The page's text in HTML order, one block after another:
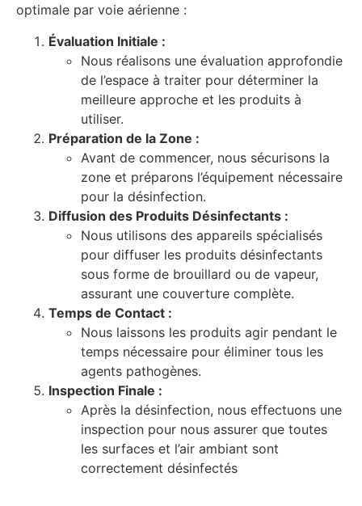
optimale par voie aérienne :
Évaluation Initiale :
Nous réalisons une évaluation approfondie
de l’espace à traiter pour déterminer la
meilleure approche et les produits à
utiliser.
Préparation de la Zone :
Avant de commencer, nous sécurisons la
zone et préparons l’équipement nécessaire
pour la désinfection.
Diffusion des Produits Désinfectants :
Nous utilisons des appareils spécialisés
pour diffuser les produits désinfectants
sous forme de brouillard ou de vapeur,
assurant une couverture complète.
Temps de Contact :
Nous laissons les produits agir pendant le
temps nécessaire pour éliminer tous les
agents pathogènes.
Inspection Finale :
Après la désinfection, nous effectuons une
inspection pour nous assurer que toutes
les surfaces et l’air ambiant sont
correctement désinfectés